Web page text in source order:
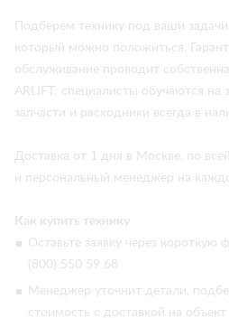
Подберем технику под ваши
который можно положиться.
обслуживание проводит
ARLIFT: специалисты обучаются на
запчасти и расходники всегда в
Доставка от 1 дня в Москве, по
и персональный менеджер на
Как купить технику
Оставьте заявку через
(800) 550 59 68
Менеджер уточнит детали,
стоимость с доставкой на